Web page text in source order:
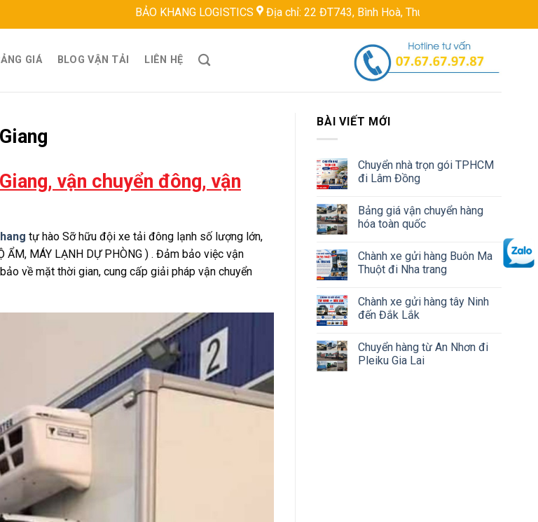
BẢO KHANG LOGISTICS Địa chỉ: 22 ĐT743, Bình Hoà, Thuận An, Bình Dương, Việt Nam
GIÁ BLOG VẬN TẢI LIÊN HỆ
vận chuyển đông, vận
tự hào Sỡ hữu đội xe tải đông lạnh số lượng lớn,
ẨM, MÁY LẠNH DỰ PHÒNG ) . Đảm bảo việc vận
về mặt thời gian, cung cấp giải pháp vận chuyển
BÀI VIẾT MỚI
Chuyển nhà trọn gói TPHCM
đi Lâm Đồng
Bảng giá vận chuyển hàng
hóa toàn quốc
Chành xe gửi hàng Buôn Ma
Thuột đi Nha trang
Chành xe gửi hàng tây Ninh
đến Đắk Lắk
Chuyển hàng từ An Nhơn đi
Pleiku Gia Lai